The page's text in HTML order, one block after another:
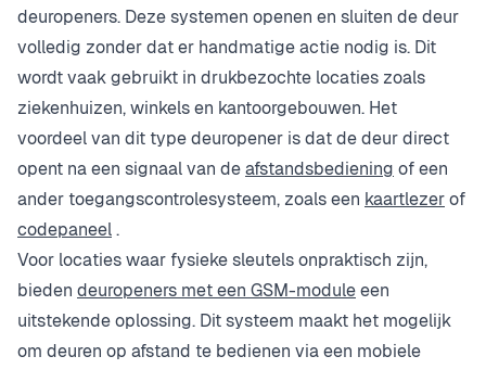
deuropeners. Deze systemen openen en sluiten de deur
volledig zonder dat er handmatige actie nodig is. Dit
wordt vaak gebruikt in drukbezochte locaties zoals
ziekenhuizen, winkels en kantoorgebouwen. Het
voordeel van dit type deuropener is dat de deur direct
opent na een signaal van deafstandsbediening of een
ander toegangscontrolesysteem, zoals een kaartlezerof
codepaneel.
Voor locaties waar fysieke sleutels onpraktisch zijn,
bieden deuropeners met een GSM-moduleeen
uitstekende oplossing. Dit systeem maakt het mogelijk
om deuren op afstand te bedienen via een mobiele